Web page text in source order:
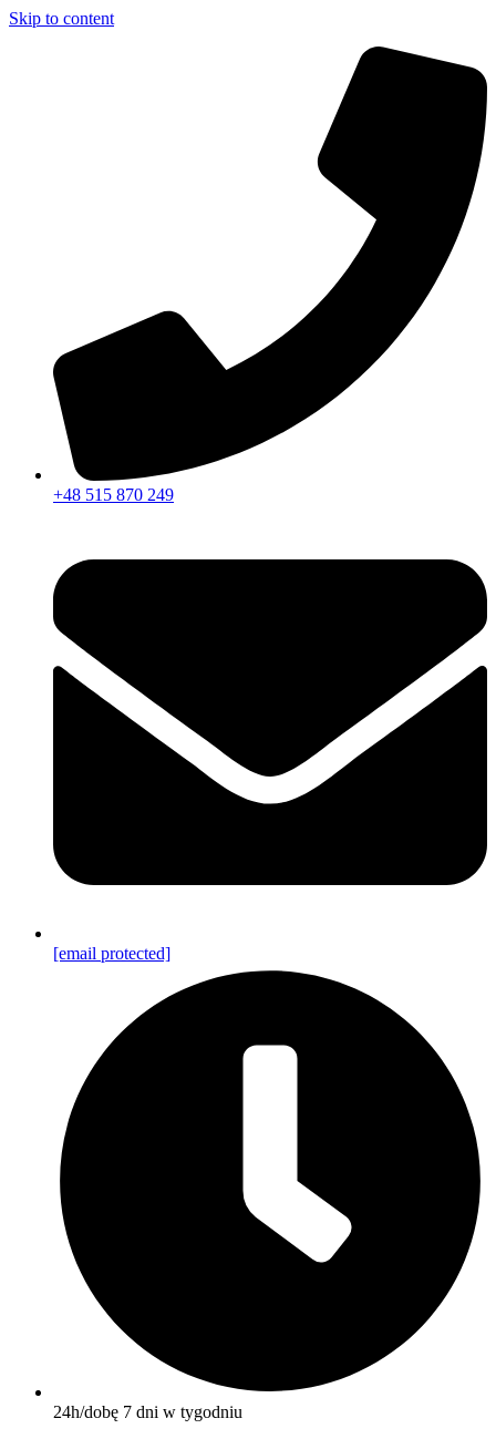
Skip to content
+48 515 870 249
[email protected]
24h/dobę 7 dni w tygodniu